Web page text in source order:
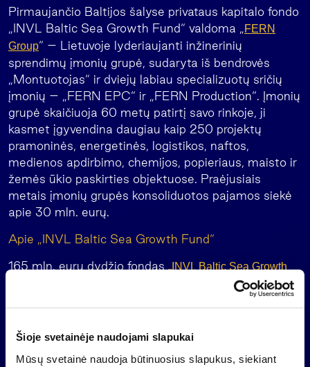
Šioje svetainėje naudojami slapukai
Mūsų svetainė naudoja būtinuosius slapukus, siekiant
Pirmaujančio Baltijos šalyse privataus kapitalo fondo
„INVL Baltic Sea Growth Fund“ valdoma „FERN
Group“ – Lietuvoje lyderiaujanti inžinerinių
sprendimų įmonių grupė, sudaryta iš bendrovės
„Montuotojas“ ir dviejų labiau specializuotų sričių
įmonių – „FERN EPC“ ir „FERN Production“. Įmonių
grupė skaičiuoja 60 metų patirtį savo rinkoje, ji
kasmet įgyvendina daugiau kaip 250 projektų
pramoninės, energetinės, logistikos, naftos,
medienos apdirbimo, chemijos, popieriaus, maisto ir
žemės ūkio paskirties objektuose. Praėjusiais
metais įmonių grupės konsoliduotos pajamos siekė
apie 30 mln. eurų.
Apie „INVL Baltic Sea Growth Fund“
165 mln. eurų dydžio fondas „INVL Baltic Sea Growth
yra pirmaujantis Baltijos šalyse privataus
kapitalo fondas, kurio pagrindinis investuotojas yra
EIF, kuris yra Europos investicijų banko dalis,
įsipareigojo investuoti 30 mln. eurų, o šias